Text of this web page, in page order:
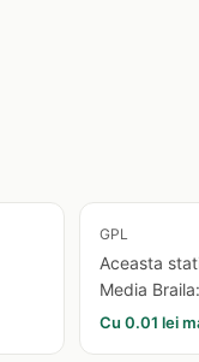
GPL
Aceasta
Media Braila:
Cu 0.01 lei